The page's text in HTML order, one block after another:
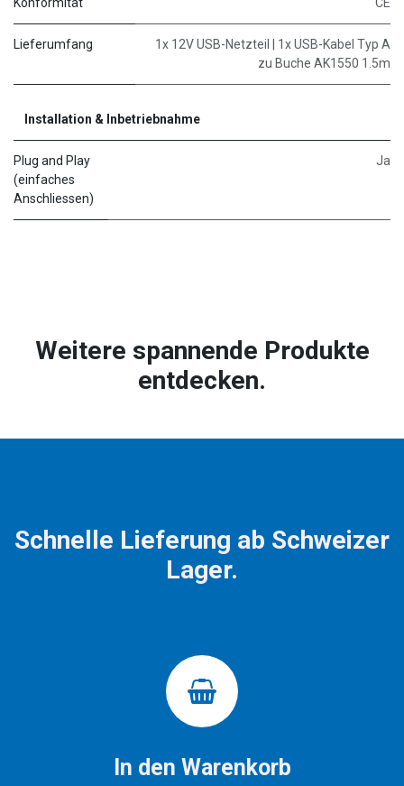
Lieferumfang
1x 12V USB-Netzteil | 1x USB-Kabel Typ A
zu Buche AK1550 1.5m
Installation & Inbetriebnahme
Plug and Play
(einfaches
Anschliessen)
Ja
Weitere spannende Produkte
entdecken.
Schnelle Lieferung ab Schweizer
Lager.
In den Warenkorb